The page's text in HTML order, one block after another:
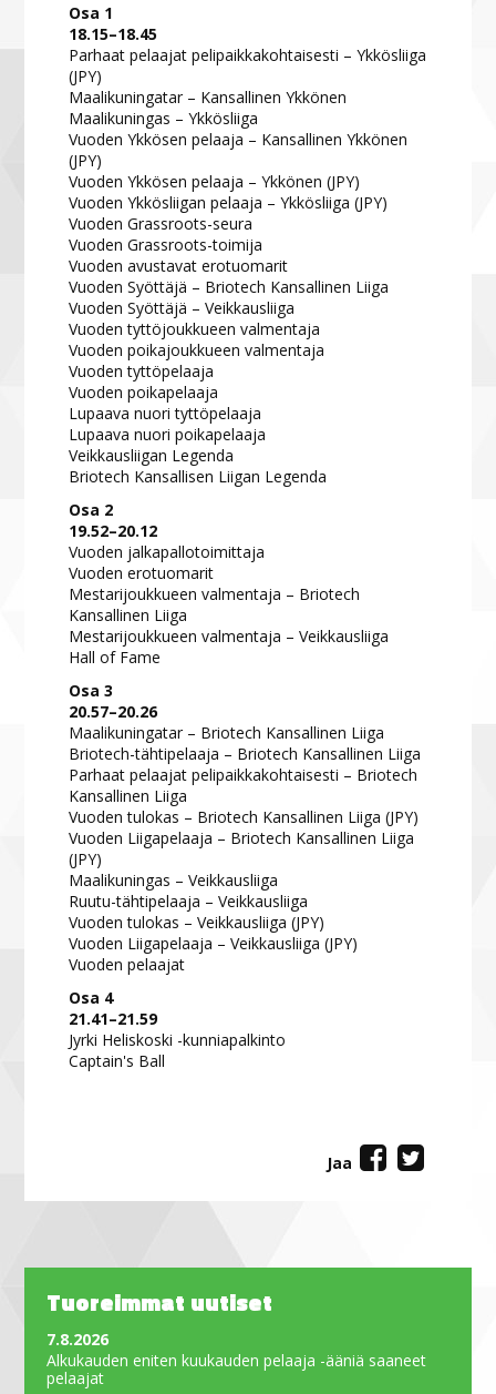
Osa 1
18.15–18.45
Parhaat pelaajat pelipaikkakohtaisesti – Ykkösliiga
(JPY)
Maalikuningatar – Kansallinen Ykkönen
Maalikuningas – Ykkösliiga
Vuoden Ykkösen pelaaja – Kansallinen Ykkönen
(JPY)
Vuoden Ykkösen pelaaja – Ykkönen (JPY)
Vuoden Ykkösliigan pelaaja – Ykkösliiga (JPY)
Vuoden Grassroots-seura
Vuoden Grassroots-toimija
Vuoden avustavat erotuomarit
Vuoden Syöttäjä – Briotech Kansallinen Liiga
Vuoden Syöttäjä – Veikkausliiga
Vuoden tyttöjoukkueen valmentaja
Vuoden poikajoukkueen valmentaja
Vuoden tyttöpelaaja
Vuoden poikapelaaja
Lupaava nuori tyttöpelaaja
Lupaava nuori poikapelaaja
Veikkausliigan Legenda
Briotech Kansallisen Liigan Legenda
Osa 2
19.52–20.12
Vuoden jalkapallotoimittaja
Vuoden erotuomarit
Mestarijoukkueen valmentaja – Briotech
Kansallinen Liiga
Mestarijoukkueen valmentaja – Veikkausliiga
Hall of Fame
Osa 3
20.57–20.26
Maalikuningatar – Briotech Kansallinen Liiga
Briotech-tähtipelaaja – Briotech Kansallinen Liiga
Parhaat pelaajat pelipaikkakohtaisesti – Briotech
Kansallinen Liiga
Vuoden tulokas – Briotech Kansallinen Liiga (JPY)
Vuoden Liigapelaaja – Briotech Kansallinen Liiga
(JPY)
Maalikuningas – Veikkausliiga
Ruutu-tähtipelaaja – Veikkausliiga
Vuoden tulokas – Veikkausliiga (JPY)
Vuoden Liigapelaaja – Veikkausliiga (JPY)
Vuoden pelaajat
Osa 4
21.41–21.59
Jyrki Heliskoski -kunniapalkinto
Captain's Ball
Jaa
Tuoreimmat uutiset
7.8.2026
Alkukauden eniten kuukauden pelaaja -ääniä saaneet
pelaajat